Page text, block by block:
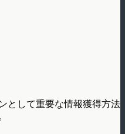
として重要な情報獲得方法